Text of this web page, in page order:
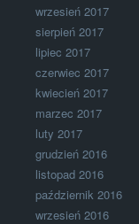
wrzesień 2017
sierpień 2017
lipiec 2017
czerwiec 2017
kwiecień 2017
marzec 2017
luty 2017
grudzień 2016
listopad 2016
październik 2016
wrzesień 2016